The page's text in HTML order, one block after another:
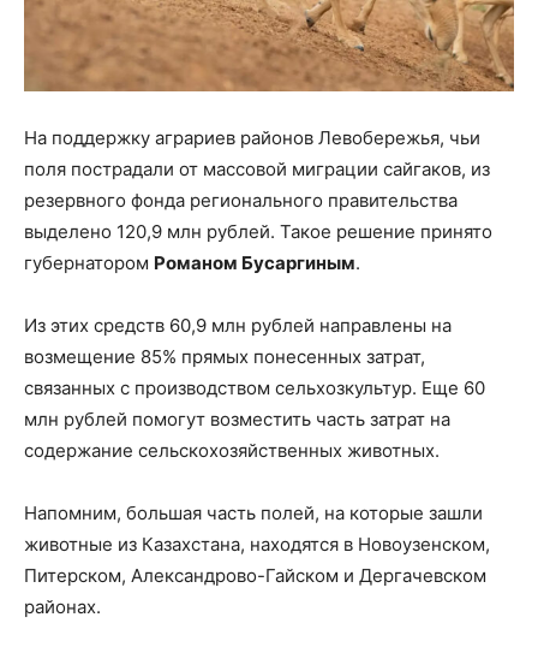
На поддержку аграриев районов Левобережья, чьи
поля пострадали от массовой миграции сайгаков, из
резервного фонда регионального правительства
выделено 120,9 млн рублей. Такое решение принято
губернатором Романом Бусаргиным.
Из этих средств 60,9 млн рублей направлены на
возмещение 85% прямых понесенных затрат,
связанных с производством сельхозкультур. Еще 60
млн рублей помогут возместить часть затрат на
содержание сельскохозяйственных животных.
Напомним, большая часть полей, на которые зашли
животные из Казахстана, находятся в Новоузенском,
Питерском, Александрово-Гайском и Дергачевском
районах.